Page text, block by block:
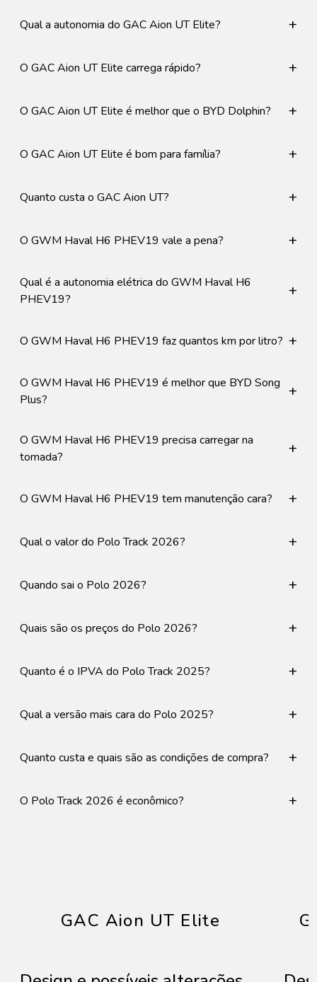
Qual a autonomia do GAC Aion UT Elite? +
O GAC Aion UT Elite carrega rápido? +
O GAC Aion UT Elite é melhor que o BYD Dolphin? +
O GAC Aion UT Elite é bom para família? +
Quanto custa o GAC Aion UT? +
O GWM Haval H6 PHEV19 vale a pena? +
Qual é a autonomia elétrica do GWM Haval H6
PHEV19?
+
O GWM Haval H6 PHEV19 faz quantos km por litro? +
O GWM Haval H6 PHEV19 é melhor que BYD Song
Plus?
+
O GWM Haval H6 PHEV19 precisa carregar na
tomada?
+
O GWM Haval H6 PHEV19 tem manutenção cara? +
Qual o valor do Polo Track 2026? +
Quando sai o Polo 2026? +
Quais são os preços do Polo 2026? +
Quanto é o IPVA do Polo Track 2025? +
Qual a versão mais cara do Polo 2025? +
Quanto custa e quais são as condições de compra? +
O Polo Track 2026 é econômico? +
GAC Aion UT Elite